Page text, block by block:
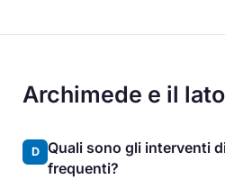
Archimede e il
D
Quali sono gli interventi
frequenti?